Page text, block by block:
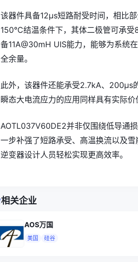
该器件具备12μs短路耐受时间，相比
150°C结温条件下，其体二极管可承
备11A@30mH UIS能力，能够为系统
全余量。
此外，该器件还能承受2.7kA、200μs
瞬态大电流应力的应用同样具有实际价
AOTL037V60DE2并非仅围绕低导通
一步补强了短路承受、高温换流以及
逆变器设计人员轻松实现更高效率。
相关企业
AOS万国
美国 硅谷